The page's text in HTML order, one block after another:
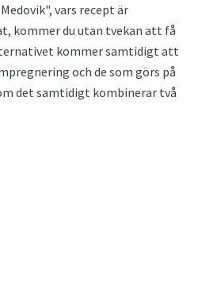
vars recept är
kommer du utan tvekan att få
kommer samtidigt att
och de som görs på
det samtidigt kombinerar två